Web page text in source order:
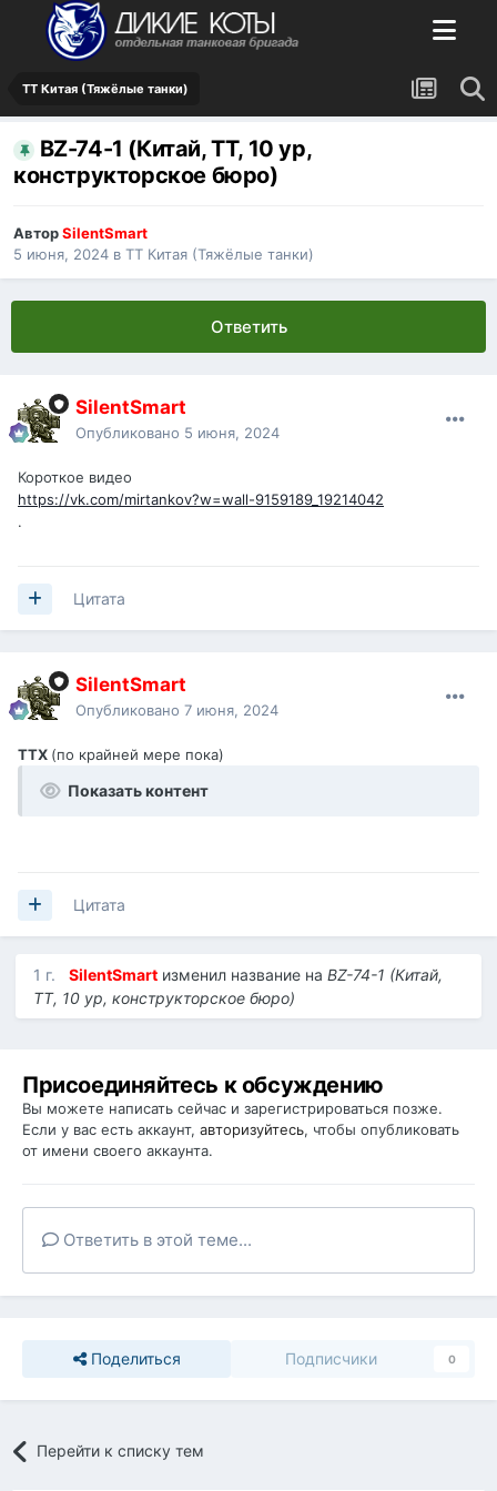
ТТ Китая (Тяжёлые танки)
BZ-74-1 (Китай, ТТ, 10 ур,
конструкторское бюро)
АвторSilentSmart
5 июня, 2024 в ТТ Китая (Тяжёлые танки)
Ответить
SilentSmart
Опубликовано 5 июня, 2024
Короткое видео
https://vk.com/mirtankov?w=wall-9159189_19214042
.
Цитата
SilentSmart
Опубликовано 7 июня, 2024
ТТХ (по крайней мере пока)
Показать контент
Цитата
1 г. SilentSmart изменил название на BZ-74-1 (Китай,
ТТ, 10 ур, конструкторское бюро)
Присоединяйтесь к обсуждению
Вы можете написать сейчас и зарегистрироваться позже.
Если у вас есть аккаунт, авторизуйтесь, чтобы опубликовать
от имени своего аккаунта.
Ответить в этой теме...
Поделиться Подписчики 0
Перейти к списку тем